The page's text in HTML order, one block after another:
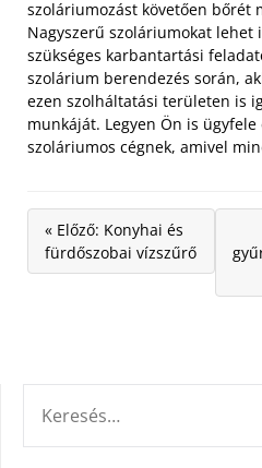
szoláriumozást követően bőrét
Nagyszerű szoláriumokat lehet
szükséges karbantartási
szolárium berendezés során,
ezen szolháltatási területen is
munkáját. Legyen Ön is
szoláriumos cégnek, amivel
« Előző: Konyhai és
fürdőszobai vízszűrő